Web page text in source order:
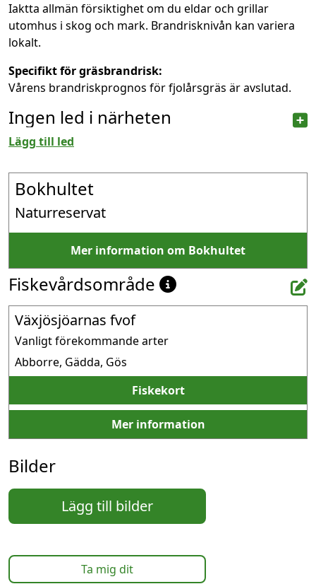
Iaktta allmän försiktighet om du eldar och grillar
utomhus i skog och mark. Brandrisknivån kan variera
lokalt.
Specifikt för gräsbrandrisk:
Vårens brandriskprognos för fjolårsgräs är avslutad.
Ingen led i närheten
Lägg till led
Bokhultet
Naturreservat
Mer information om Bokhultet
Fiskevårdsområde
Växjösjöarnas fvof
Vanligt förekommande arter
Abborre, Gädda, Gös
Fiskekort
Mer information
Bilder
Lägg till bilder
Ta mig dit